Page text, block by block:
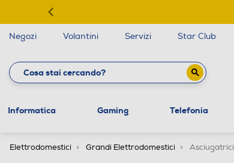
Negozi Volantini Servizi Star Club
Informatica Gaming Telefonia
Elettrodomestici Grandi Elettrodomestici Asciugatrici